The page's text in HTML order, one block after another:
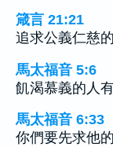
箴言 21:21
追求公義仁慈
馬太福音 5:6
飢渴慕義的人
馬太福音 6:33
你們要先求他